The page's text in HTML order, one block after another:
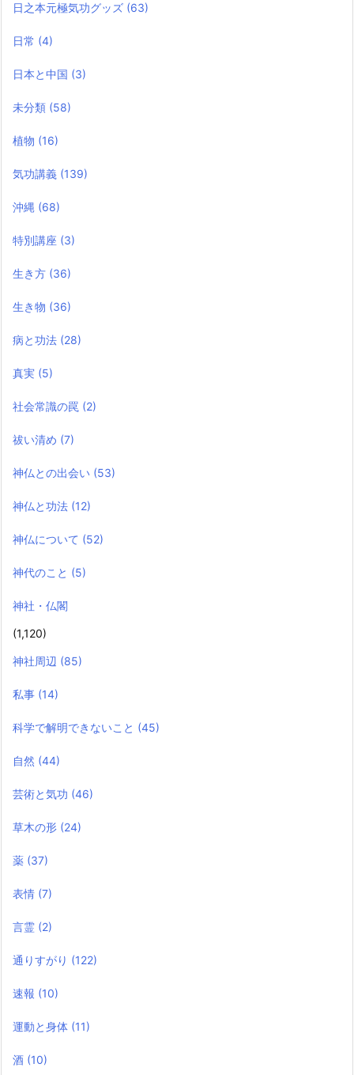
日之本元極気功グッズ (63)
日常 (4)
日本と中国 (3)
未分類 (58)
植物 (16)
気功講義 (139)
沖縄 (68)
特別講座 (3)
生き方 (36)
生き物 (36)
病と功法 (28)
真実 (5)
社会常識の罠 (2)
祓い清め (7)
神仏との出会い (53)
神仏と功法 (12)
神仏について (52)
神代のこと (5)
神社・仏閣
(1,120)
神社周辺 (85)
私事 (14)
科学で解明できないこと (45)
自然 (44)
芸術と気功 (46)
草木の形 (24)
薬 (37)
表情 (7)
言霊 (2)
通りすがり (122)
速報 (10)
運動と身体 (11)
酒 (10)